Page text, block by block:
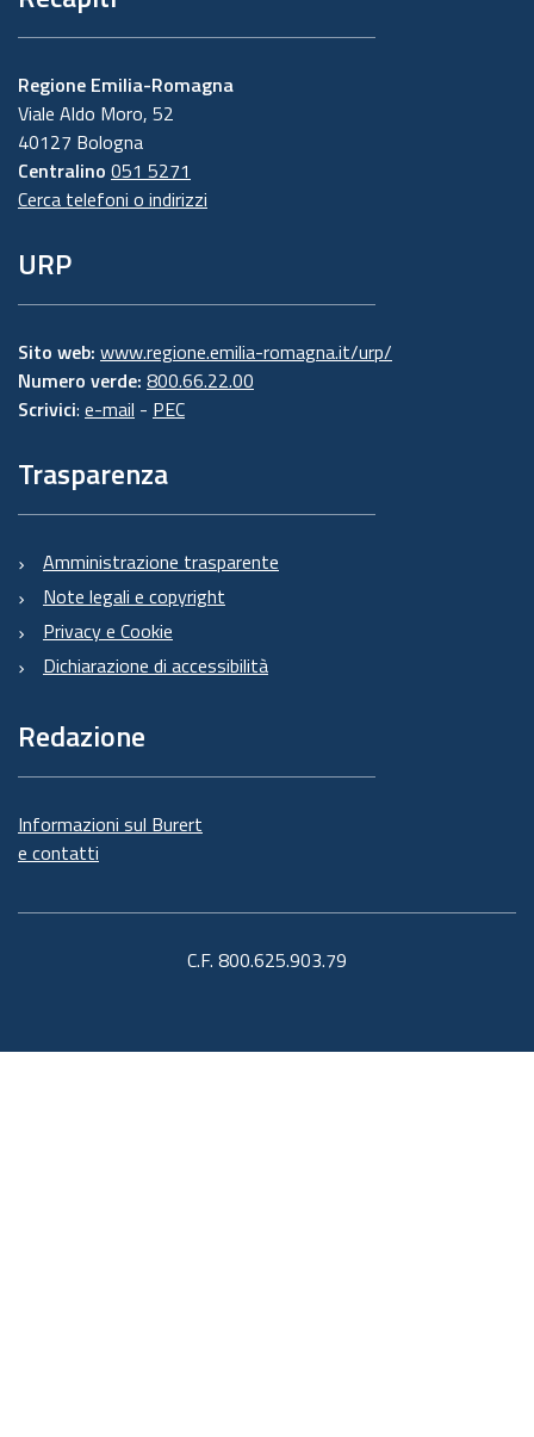
Regione Emilia-Romagna
Viale Aldo Moro, 52
40127 Bologna
Centralino 051 5271
Cerca telefoni o indirizzi
URP
Sito web: www.regione.emilia-romagna.it/urp/
Numero verde: 800.66.22.00
Scrivici: e-mail - PEC
Trasparenza
Amministrazione trasparente
Note legali e copyright
Privacy e Cookie
Dichiarazione di accessibilità
Redazione
Informazioni sul Burert
e contatti
C.F. 800.625.903.79